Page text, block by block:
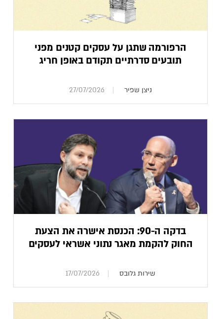
הרפורמה שתגן על עסקים קטנים מפני
תובעים סדרתיים תקודם באופן חריג
ניצן שפיר 27/07/2026
בדקה ה-90: הכנסת אישרה את הצעת
החוק להקמת מאגר נתוני אשראי לעסקים
שירות גלובס 17/07/2026